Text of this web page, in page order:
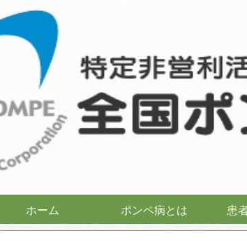
ホーム ポンペ病とは 患